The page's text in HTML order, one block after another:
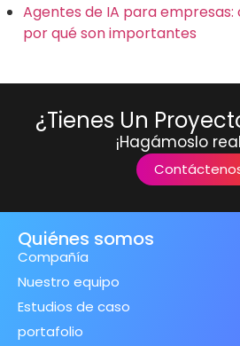
Agentes de IA para
por qué son importantes
¿Tienes Un
¡Hagámoslo
Quiénes somos
Compañía
Nuestro equipo
Estudios de caso
portafolio